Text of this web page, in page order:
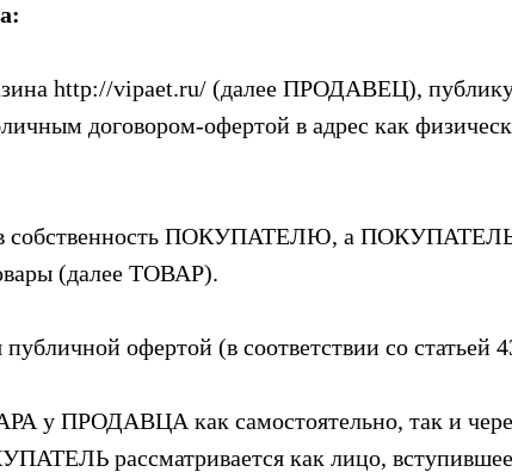
http://vipaet.ru/ (далее ПРОДАВЕЦ),
договором-офертой в адрес как
собственность ПОКУПАТЕЛЮ, а ПОКУПАТЕЛЬ
(далее ТОВАР).
офертой (в соответствии со статьей
ПРОДАВЦА как самостоятельно, так и через
рассматривается как лицо,